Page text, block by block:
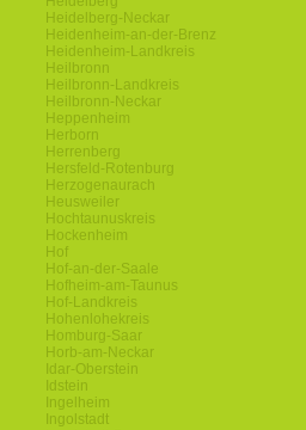
Heidelberg-Neckar
Heidenheim-an-der-Brenz
Heidenheim-Landkreis
Heilbronn
Heilbronn-Landkreis
Heilbronn-Neckar
Heppenheim
Herborn
Herrenberg
Hersfeld-Rotenburg
Herzogenaurach
Heusweiler
Hochtaunuskreis
Hockenheim
Hof
Hof-an-der-Saale
Hofheim-am-Taunus
Hof-Landkreis
Hohenlohekreis
Homburg-Saar
Horb-am-Neckar
Idar-Oberstein
Idstein
Ingelheim
Ingolstadt